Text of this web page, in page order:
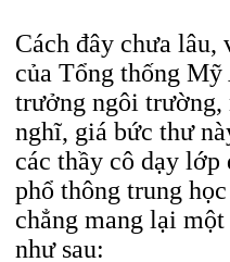
Cách đây chưa
của Tổng thống
trưởng ngôi
nghĩ, giá bức thư
các thầy cô dạy lớp
phổ thông trung
chẳng mang lại
như sau: